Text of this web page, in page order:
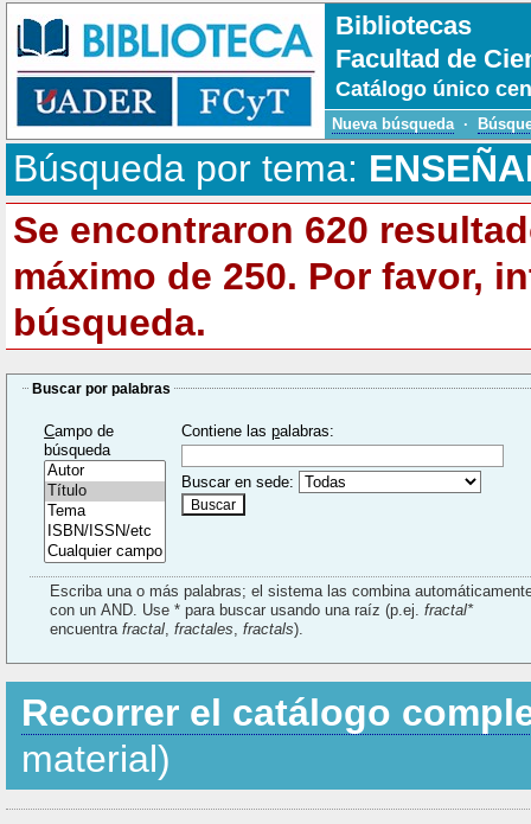
Bibliotecas
Facultad de
Catálogo único
Nueva búsqueda ·
Búsqueda por tema:
Se encontraron 620
máximo de 250. Por favor,
búsqueda.
Buscar por palabras
Campo de
búsqueda
Contiene laspalabras:
Buscar en sede:
Escriba una o más palabras; el sistema las combina
con un AND. Use * para buscar usando una raíz (p.ej.fractal*
encuentrafractal,fractales,fractals).
Recorrer el catálogo
material)